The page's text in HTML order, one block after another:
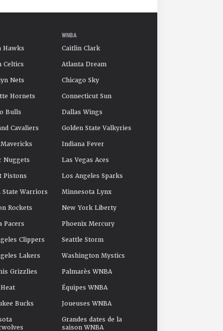
Hawks
Celtics
Nets
Hornets
Bulls
Cavaliers
Nuggets
Pistons
State Warriors
Rockets
Pacers
Clippers
Lakers
Grizzlies
Bucks
WNBA
Caitlin Clark
Atlanta Dream
Chicago Sky
Connecticut Sun
Dallas Wings
Golden State Valkyries
Indiana Fever
Las Vegas Aces
Los Angeles Sparks
Minnesota Lynx
New York Liberty
Phoenix Mercury
Seattle Storm
Washington Mystics
Palmarès WNBA
Équipes WNBA
Joueuses WNBA
Grandes dates de la
saison WNBA